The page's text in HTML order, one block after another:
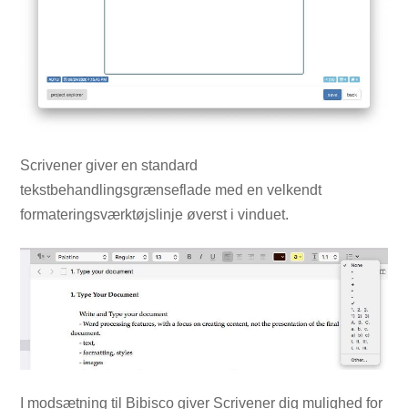
Scrivener giver en standard
tekstbehandlingsgrænseflade med en velkendt
formateringsværktøjslinje øverst i vinduet.
I modsætning til Bibisco giver Scrivener dig mulighed for